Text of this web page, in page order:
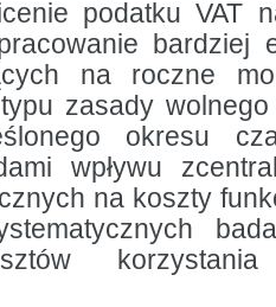
podatku VAT
bardziej
na roczne
zasady wolnego
okresu
wpływu
na koszty